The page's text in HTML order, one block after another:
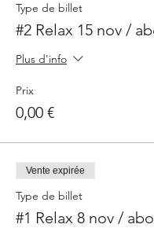
Type de billet
#2 Relax 15 nov /
Plus d'info
Prix
0,00 €
Vente expirée
Type de billet
#1 Relax 8 nov /